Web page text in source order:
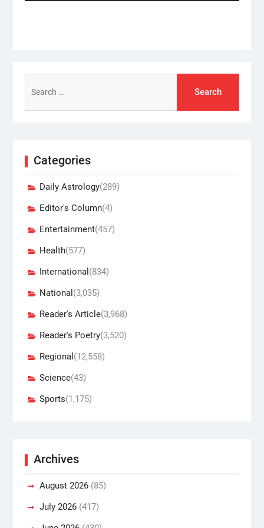
for:
Categories
Daily Astrology(289)
Editor's Column(4)
Entertainment(457)
Health(577)
International (834)
National (3,035)
Reader's Article(3,968)
Reader's Poetry(3,520)
Regional (12,558)
Science(43)
Sports(1,175)
Archives
August 2026(85)
July 2026(417)